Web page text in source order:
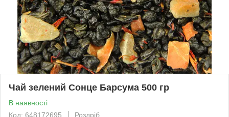
Чай зелений Сонце Барсума 500 гр
В наявності
Код: 648172695
Роздріб